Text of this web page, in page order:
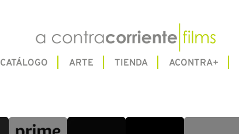
CATÁLOGO ARTE TIENDA ACONTRA+